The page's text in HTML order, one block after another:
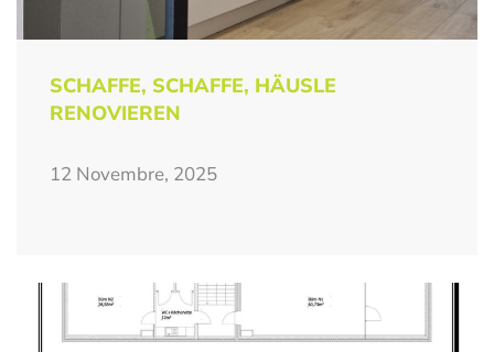
SCHAFFE, SCHAFFE, HÄUSLE
RENOVIEREN
12 Novembre, 2025